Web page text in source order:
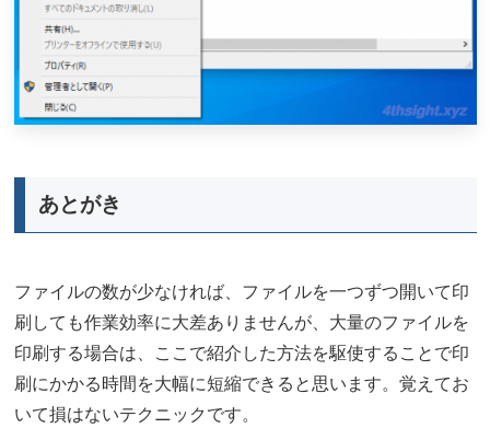
あとがき
ファイルの数が少なければ、ファイルを一つずつ開いて印
刷しても作業効率に大差ありませんが、大量のファイルを
印刷する場合は、ここで紹介した方法を駆使することで印
刷にかかる時間を大幅に短縮できると思います。覚えてお
いて損はないテクニックです。